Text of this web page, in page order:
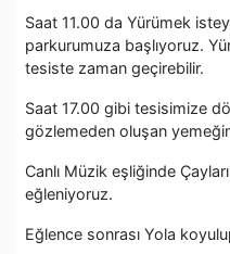
Saat 11.00 da Yürümek
parkurumuza başlıyoruz.
tesiste zaman geçirebilir.
Saat 17.00 gibi tesisimize
gözlemeden oluşan
Canlı Müzik eşliğinde
eğleniyoruz.
Eğlence sonrası Yola